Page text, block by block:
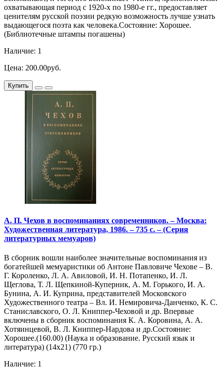
охватывающая период с 1920-х по 1980-е гг., предоставляет
ценителям русской поэзии редкую возможность лучше узнать
выдающегося поэта как человека.Состояние: Хорошее.
(Библиотечные штампы погашены)
Наличие: 1
Цена: 200.00руб.
Купить
А. П. Чехов в воспоминаниях современников. – Москва:
Художественная литература, 1986. – 735 с. – (Серия
литературных мемуаров)
В сборник вошли наиболее значительные воспоминания из
богатейшей мемуаристики об Антоне Павловиче Чехове – В.
Г. Короленко, Л. А. Авиловой, И. Н. Потапенко, И. Л.
Щеглова, Т. Л. Щепкиной-Куперник, А. М. Горького, И. А.
Бунина, А. И. Куприна, представителей Московского
Художественного театра – Вл. И. Немировича-Данченко, К. С.
Станиславского, О. Л. Книппер-Чеховой и др. Впервые
включены в сборник воспоминания К. А. Коровина, А. А.
Хотяинцевой, В. Л. Книппер-Нардова и др.Состояние:
Хорошее.(160.00) (Наука и образование. Русский язык и
литература) (14х21) (770 гр.)
Наличие: 1